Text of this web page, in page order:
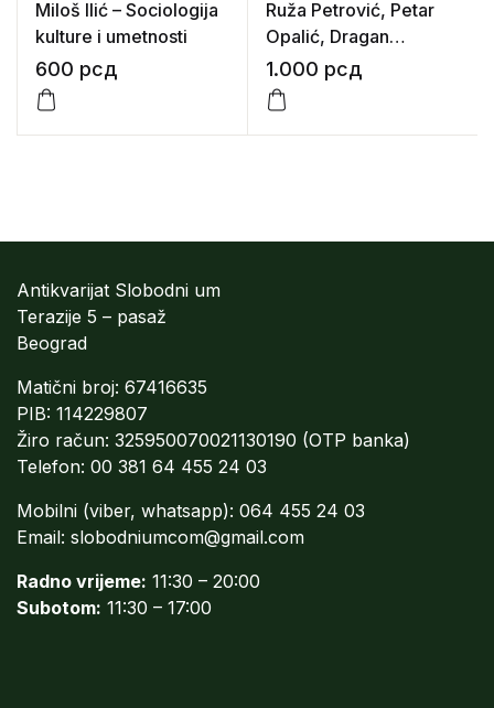
Miloš Ilić – Sociologija
kulture i umetnosti
600 рсд
Ruža Petrović, Petar
Opalić, Dragan
Radulović –
Samoubistva u
Jugoslaviji
1.000 рсд
Antikvarijat Slobodni um
Terazije 5 – pasaž
Beograd
Matični broj: 67416635
PIB: 114229807
Žiro račun: 325950070021130190 (OTP banka)
Telefon: 00 381 64 455 24 03
Mobilni (viber, whatsapp): 064 455 24 03
Email: slobodniumcom@gmail.com
Radno vrijeme: 11:30 – 20:00
Subotom: 11:30 – 17:00